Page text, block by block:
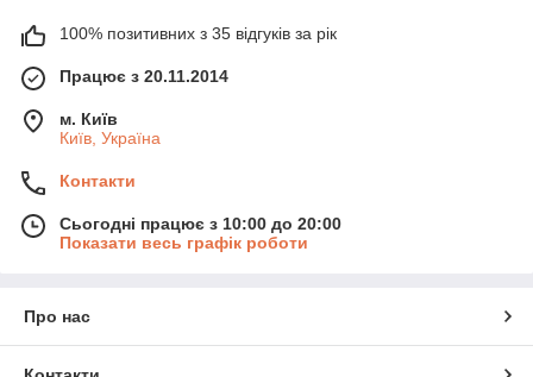
100% позитивних з 35 відгуків за рік
Працює з 20.11.2014
м. Київ
Київ, Україна
Контакти
Сьогодні працює з 10:00 до 20:00
Показати весь графік роботи
Про нас